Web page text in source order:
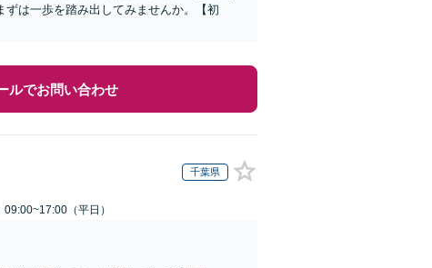
は一歩を踏み出してみませんか。【初
ルでお問い合わせ
千葉県
09:00~17:00（平日）